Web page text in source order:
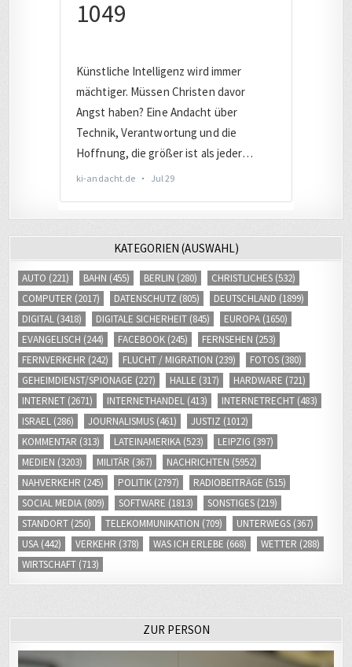
KATEGORIEN (AUSWAHL)
AUTO (221) BAHN (455) BERLIN (280) CHRISTLICHES (532)
COMPUTER (2017) DATENSCHUTZ (805) DEUTSCHLAND (1899)
DIGITAL (3418) DIGITALE SICHERHEIT (845) EUROPA (1650)
EVANGELISCH (244) FACEBOOK (245) FERNSEHEN (253)
FERNVERKEHR (242) FLUCHT / MIGRATION (239) FOTOS (380)
GEHEIMDIENST/SPIONAGE (227) HALLE (317) HARDWARE (721)
INTERNET (2671) INTERNETHANDEL (413) INTERNETRECHT (483)
ISRAEL (286) JOURNALISMUS (461) JUSTIZ (1012)
KOMMENTAR (313) LATEINAMERIKA (523) LEIPZIG (397)
MEDIEN (3203) MILITÄR (367) NACHRICHTEN (5952)
NAHVERKEHR (245) POLITIK (2797) RADIOBEITRÄGE (515)
SOCIAL MEDIA (809) SOFTWARE (1813) SONSTIGES (219)
STANDORT (250) TELEKOMMUNIKATION (709) UNTERWEGS (367)
USA (442) VERKEHR (378) WAS ICH ERLEBE (668) WETTER (288)
WIRTSCHAFT (713)
ZUR PERSON